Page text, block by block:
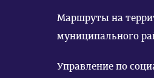
Маршруты на
муниципального
Управление по